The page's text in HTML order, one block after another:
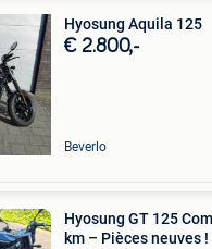
Hyosung Aquila 125
€ 2.800,-
Beverlo
​Hyosung GT 125
km – Pièces neuves !